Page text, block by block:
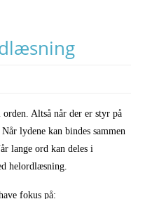
Altså når der er styr på
lydene kan bindes sammen
lange ord kan deles i
helordlæsning.
fokus på: